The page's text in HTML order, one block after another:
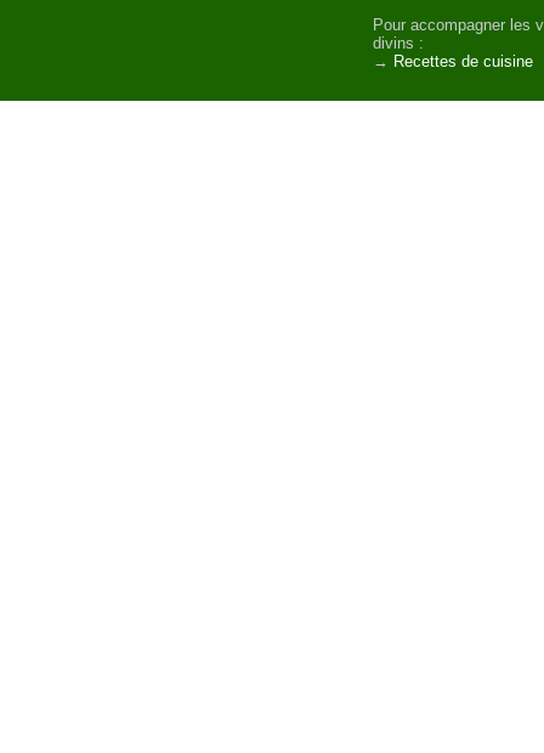
Pour accompagner les
divins :
→ Recettes de cuisine